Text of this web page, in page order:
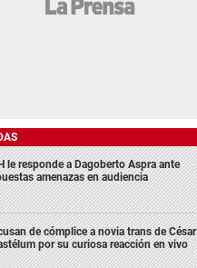
le responde a Dagoberto Aspra ante
amenazas en audiencia
de cómplice a novia trans de César
por su curiosa reacción en vivo